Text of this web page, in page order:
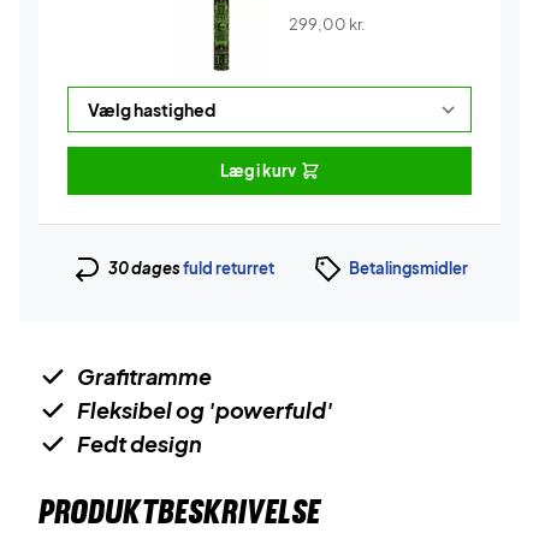
299,00 kr.
Læg i kurv
30 dagesfuld returret Betalingsmidler
Grafitramme
Fleksibel og 'powerfuld'
Fedt design
PRODUKTBESKRIVELSE